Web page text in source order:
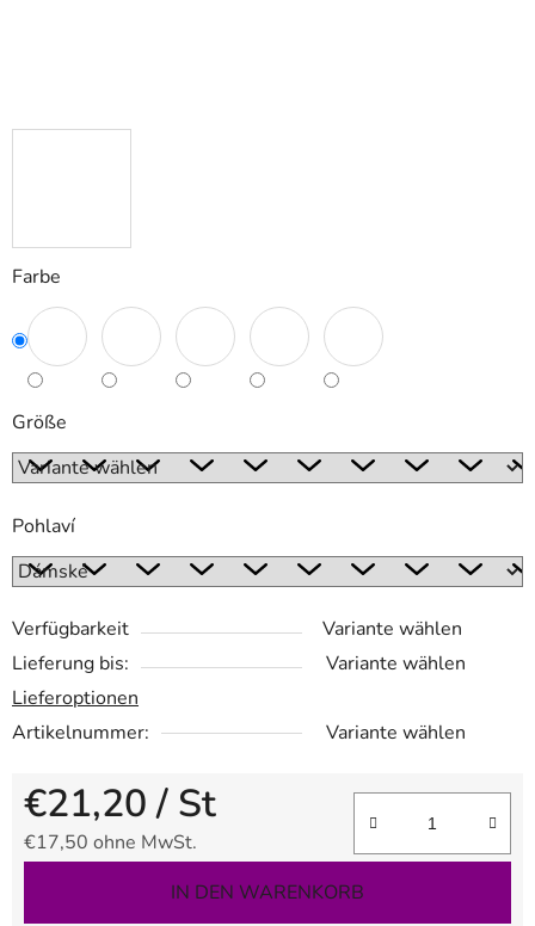
Farbe
Größe
Pohlaví
Verfügbarkeit
Variante wählen
Lieferung bis:
Variante wählen
Lieferoptionen
Artikelnummer:
Variante wählen
€21,20/ St
€17,50 ohne MwSt.
IN DEN WARENKORB